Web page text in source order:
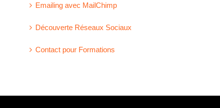
Emailing avec MailChimp
Découverte Réseaux Sociaux
Contact pour Formations